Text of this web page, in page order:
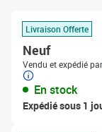
Livraison Offerte
Neuf
Vendu et expédié par
En stock
Expédié sous 1